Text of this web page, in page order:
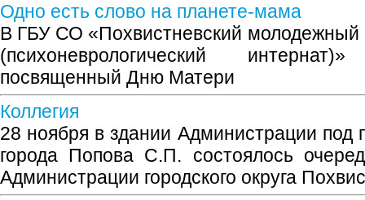
Одно есть слово на планете-мама
В ГБУ СО «Похвистневский молодежный
(психоневрологический
посвященный Дню Матери
Коллегия
28 ноября в здании Администрации под
города Попова С.П. состоялось
Администрации городского округа